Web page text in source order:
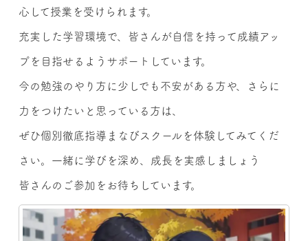
心して授業を受けられます。
充実した学習環境で、皆さんが自信を持って成績アッ
プを目指せるようサポートしています。
今の勉強のやり方に少しでも不安がある方や、さらに
力をつけたいと思っている方は、
ぜひ個別徹底指導まなびスクールを体験してみてくだ
さい。一緒に学びを深め、成長を実感しましょう
皆さんのご参加をお待ちしています。